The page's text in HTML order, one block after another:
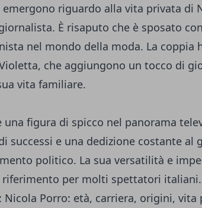
riguardo alla vita privata di
È risaputo che è sposato
nel mondo della moda. La coppia
che aggiungono un tocco di
vita familiare.
una figura di spicco nel panorama
successi e una dedizione costante al
politico. La sua versatilità e
per molti spettatori italiani.
: Nicola Porro: età, carriera, origini, vita